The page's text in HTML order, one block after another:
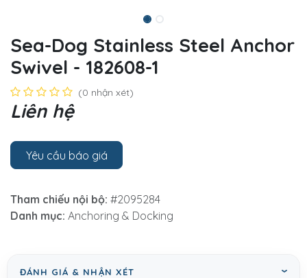
Sea-Dog Stainless Steel Anchor
Swivel - 182608-1
(0 nhận xét)
Liên hệ
Yêu cầu báo giá
Tham chiếu nội bộ: #2095284
Danh mục: Anchoring & Docking
ĐÁNH GIÁ & NHẬN XÉT